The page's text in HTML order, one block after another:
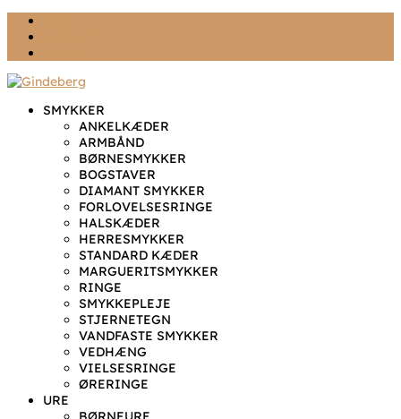
SMYKKER
ANKELKÆDER
ARMBÅND
BØRNESMYKKER
BOGSTAVER
DIAMANT SMYKKER
FORLOVELSESRINGE
HALSKÆDER
HERRESMYKKER
STANDARD KÆDER
MARGUERITSMYKKER
RINGE
SMYKKEPLEJE
STJERNETEGN
VANDFASTE SMYKKER
VEDHÆNG
VIELSESRINGE
ØRERINGE
URE